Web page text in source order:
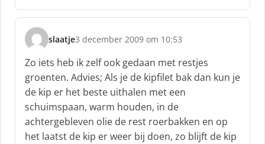
e
f
:
slaatje
s
c
h
r
e
e
f
:
3 december 2009 om 10:53
Zo iets heb ik zelf ook gedaan met restjes
groenten. Advies; Als je de kipfilet bak dan kun je
de kip er het beste uithalen met een
schuimspaan, warm houden, in de
achtergebleven olie de rest roerbakken en op
het laatst de kip er weer bij doen, zo blijft de kip